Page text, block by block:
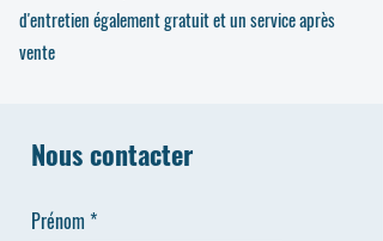
d'entretien également gratuit et un service après
vente
Nous contacter
Prénom